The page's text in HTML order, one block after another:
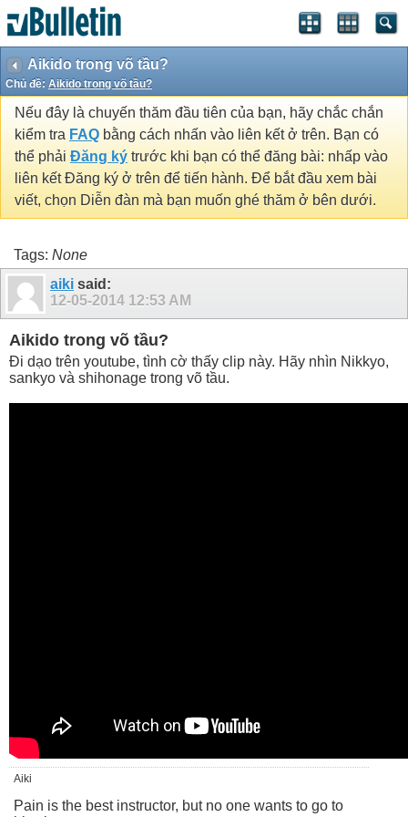
Aikido trong võ tầu?
Chủ đề: Aikido trong võ tầu?
Nếu đây là chuyến thăm đầu tiên của bạn, hãy chắc chắn
kiểm tra FAQ bằng cách nhấn vào liên kết ở trên. Bạn có
thể phải Đăng ký trước khi bạn có thể đăng bài: nhấp vào
liên kết Đăng ký ở trên để tiến hành. Để bắt đầu xem bài
viết, chọn Diễn đàn mà bạn muốn ghé thăm ở bên dưới.
Tags: None
aiki said:
12-05-2014 12:53 AM
Aikido trong võ tầu?
Đi dạo trên youtube, tình cờ thấy clip này. Hãy nhìn Nikkyo,
sankyo và shihonage trong võ tầu.
Aiki
Pain is the best instructor, but no one wants to go to